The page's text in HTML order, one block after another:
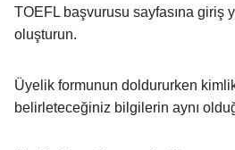
TOEFL başvurusu sayfasına giriş
oluşturun.
Üyelik formunun doldururken
belirleteceğiniz bilgilerin aynı